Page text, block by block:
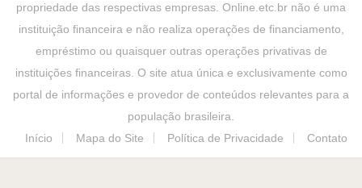
propriedade das respectivas empresas. Online.etc.br não é uma
instituição financeira e não realiza operações de financiamento,
empréstimo ou quaisquer outras operações privativas de
instituições financeiras. O site atua única e exclusivamente como
portal de informações e provedor de conteúdos relevantes para a
população brasileira.
Início
Mapa do Site Política de Privacidade Contato